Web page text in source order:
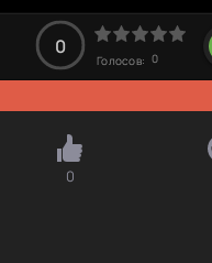
0
Голосов: 0
0